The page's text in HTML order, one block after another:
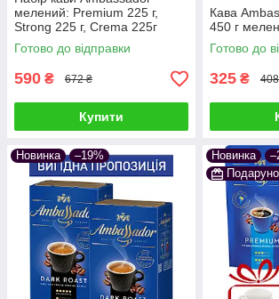
мелений: Premium 225 г,
Strong 225 г, Crema 225г
Готово до відправки
590 ₴ 672 ₴
Купити
Кава
450 г
Готово до
325 ₴
Новинка –19% Новинка